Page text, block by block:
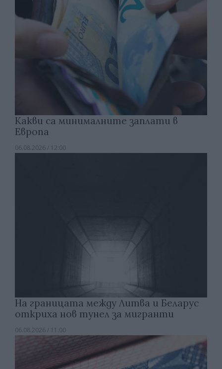
Какви са минималните заплати в
Европа
06.08.2026 / 12:00
На границата между Литва и Беларус
откриха нов тунел за мигранти
06.08.2026 / 11:00